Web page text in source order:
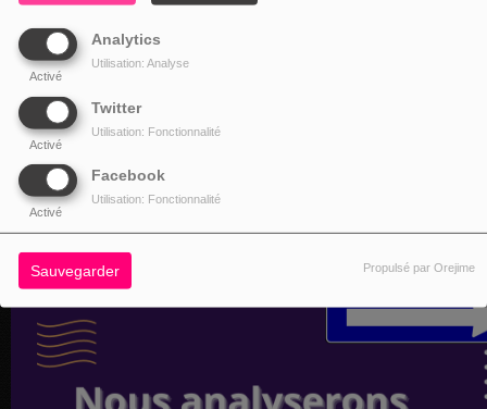
Analytics
Activé
Utilisation: Analyse
Twitter
Activé
Utilisation: Fonctionnalité
Facebook
Activé
Utilisation: Fonctionnalité
Sauvegarder Propulsé par Orejime